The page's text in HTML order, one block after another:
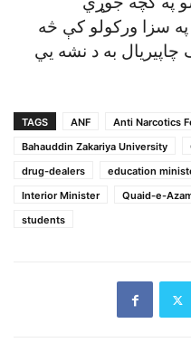
سزا ورکولو کې څه
چاپيريال به د نشه يي
TAGS ANF
Anti Narcotics
Bahauddin Zakariya University
drug-dealers
education
Interior Minister
Quaid-e-
students